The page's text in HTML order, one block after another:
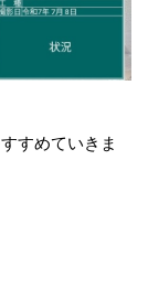
すめていきま